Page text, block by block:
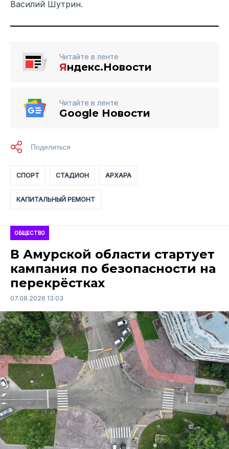
Василий Шутрин.
Читайте в ленте
Яндекс.Новости
Читайте в ленте
Google Новости
СПОРТ СТАДИОН АРХАРА
КАПИТАЛЬНЫЙ РЕМОНТ
ОБЩЕСТВО
В Амурской области стартует
кампания по безопасности на
перекрёстках
07.08.2026 13:03